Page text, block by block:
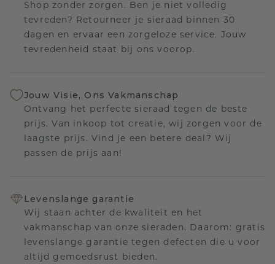
Shop zonder zorgen. Ben je niet volledig
tevreden? Retourneer je sieraad binnen 30
dagen en ervaar een zorgeloze service. Jouw
tevredenheid staat bij ons voorop.
Jouw Visie, Ons Vakmanschap
Ontvang het perfecte sieraad tegen de beste
prijs. Van inkoop tot creatie, wij zorgen voor de
laagste prijs. Vind je een betere deal? Wij
passen de prijs aan!
Levenslange garantie
Wij staan achter de kwaliteit en het
vakmanschap van onze sieraden. Daarom: gratis
levenslange garantie tegen defecten die u voor
altijd gemoedsrust bieden.